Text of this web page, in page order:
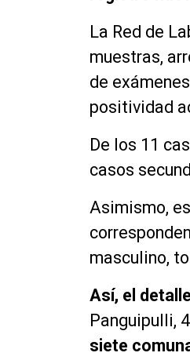
La Red de
muestras,
de
positividad
De los 11
casos
Asimismo,
masculino,
Así, el
Panguipulli,
siete